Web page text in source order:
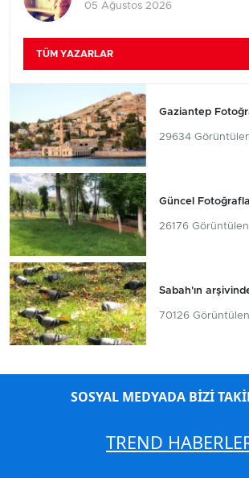
05 Ağustos 2026
TÜM YAZARLAR
Gaziantep
29634
Güncel
26176
Sabah'ın
70126
SOSYAL MEDYADA BİZİ
TREND